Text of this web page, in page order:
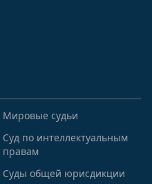
Мировые судьи
Суд по интеллектуальным
правам
Суды общей юрисдикции